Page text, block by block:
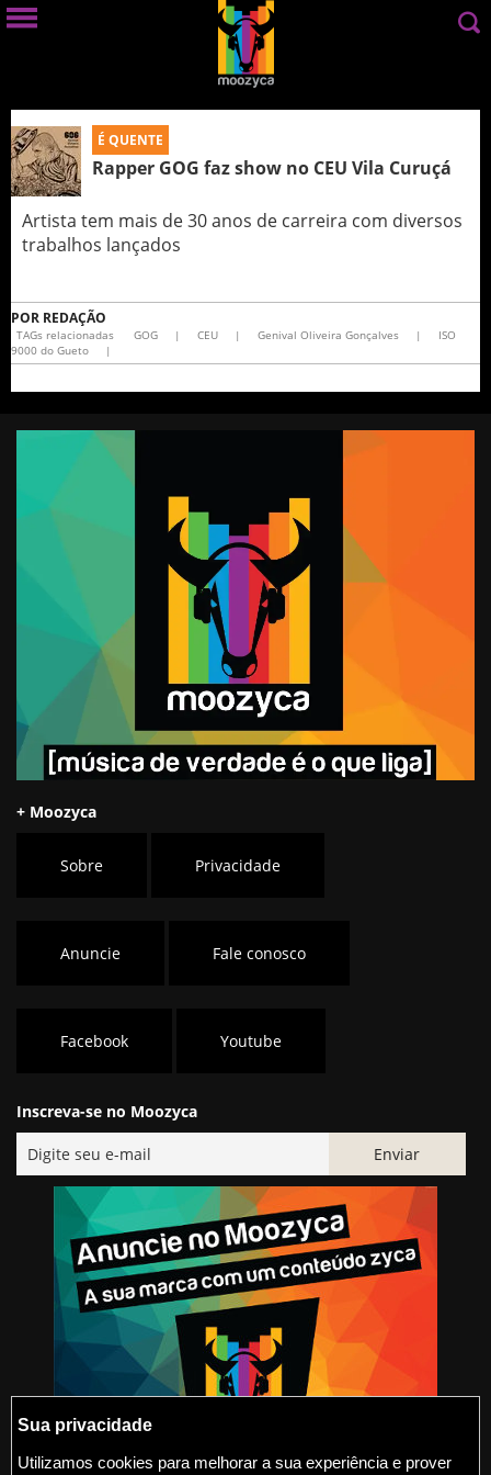
É QUENTE
Rapper GOG faz show no CEU Vila Curuçá
Artista tem mais de 30 anos de carreira com diversos
trabalhos lançados
POR REDAÇÃO
TAGs relacionadas GOG | CEU | Genival Oliveira Gonçalves |
ISO
9000 do Gueto
|
+ Moozyca
Sobre Privacidade
Anuncie Fale conosco
Facebook Youtube
Inscreva-se no Moozyca
Sua privacidade
Utilizamos cookies para melhorar a sua experiência e prover